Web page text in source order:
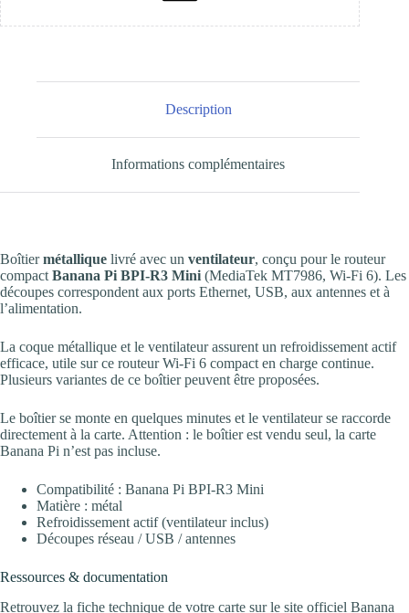
Description
Informations complémentaires
Boîtiermétallique livré avec un ventilateur, conçu pour le routeur
compact Banana Pi BPI-R3 Mini (MediaTek MT7986, Wi-Fi 6). Les
découpes correspondent aux ports Ethernet, USB, aux antennes et à
l’alimentation.
La coque métallique et le ventilateur assurent un refroidissement actif
efficace, utile sur ce routeur Wi-Fi 6 compact en charge continue.
Plusieurs variantes de ce boîtier peuvent être proposées.
Le boîtier se monte en quelques minutes et le ventilateur se raccorde
directement à la carte. Attention : le boîtier est vendu seul, la carte
Banana Pi n’est pas incluse.
Compatibilité : Banana Pi BPI-R3 Mini
Matière : métal
Refroidissement actif (ventilateur inclus)
Découpes réseau / USB / antennes
Ressources & documentation
Retrouvez la fiche technique de votre carte sur le site officiel Banana